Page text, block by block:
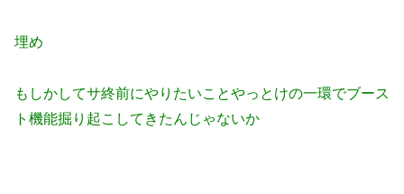
埋め
もしかしてサ終前にやりたいことやっとけの一環でブース
ト機能掘り起こしてきたんじゃないか